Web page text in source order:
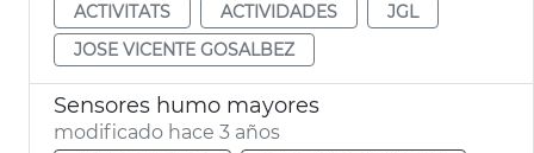
ACTIVITATS
ACTIVIDADES
JGL
JOSE VICENTE GOSALBEZ
Sensores humo mayores
modificado hace 3 años